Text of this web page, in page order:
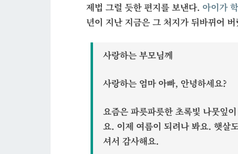
제법 그럴 듯한 편지를 보낸다. 아이가
년이 지난 지금은 그 처지가 뒤바뀌어
사랑하는 부모님께
사랑하는 엄마 아빠, 안녕하세요?
요즘은 파릇파릇한 초록빛 나뭇잎
요. 이제 여름이 되려나 봐요. 햇살
셔서 감사해요.